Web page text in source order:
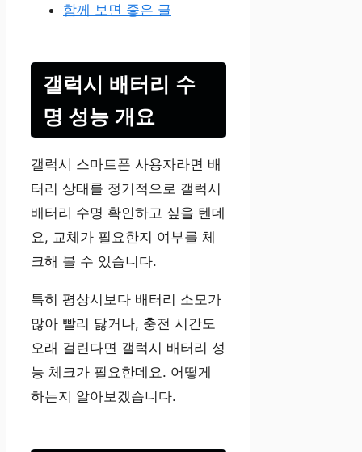
함께 보면 좋은 글
갤럭시 배터리 수
명 성능 개요
갤럭시 스마트폰 사용자라면 배
터리 상태를 정기적으로 갤럭시
배터리 수명 확인하고 싶을 텐데
요, 교체가 필요한지 여부를 체
크해 볼 수 있습니다.
특히 평상시보다 배터리 소모가
많아 빨리 닳거나, 충전 시간도
오래 걸린다면 갤럭시 배터리 성
능 체크가 필요한데요. 어떻게
하는지 알아보겠습니다.